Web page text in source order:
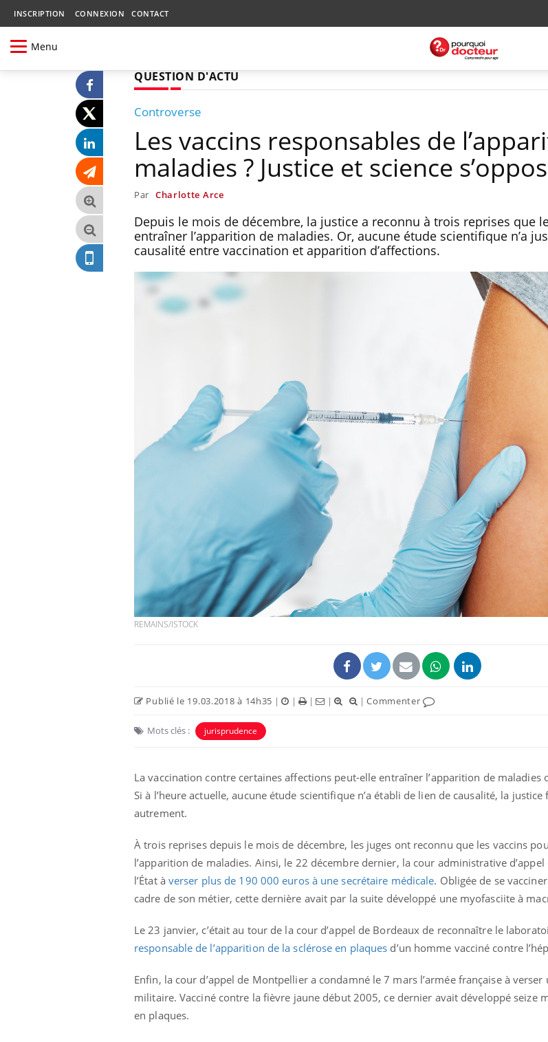
INSCRIPTION CONNEXION CONTACT
Menu
QUESTION D'ACTU
Controverse
Les vaccins responsables de
maladies ? Justice et science
Par Charlotte Arce
Depuis le mois de décembre, la justice a reconnu à trois reprises que
entraîner l’apparition de maladies. Or, aucune étude scientifique n’a
causalité entre vaccination et apparition d’affections.
REMAINS/ISTOCK
Publié le 19.03.2018 à 14h35 | | | | |Commenter
Mots clés : jurisprudence
La vaccination contre certaines affections peut-elle entraîner l’apparition de maladies
Si à l’heure actuelle, aucune étude scientifique n’a établi de lien de causalité, la justice
autrement.
À trois reprises depuis le mois de décembre, les juges ont reconnu que les vaccins
l’apparition de maladies. Ainsi, le 22 décembre dernier, la cour administrative
l’État à verser plus de 190 000 euros à une secrétaire médicale. Obligée de se
cadre de son métier, cette dernière avait par la suite développé une myofasciite à
Le 23 janvier, c’était au tour de la cour d’appel de Bordeaux de reconnaître le
responsable de l’apparition de la sclérose en plaques d’un homme vacciné contre
Enfin, la cour d’appel de Montpellier a condamné le 7 mars l’armée française à
militaire. Vacciné contre la fièvre jaune début 2005, ce dernier avait développé seize
en plaques.
Bébés, jeunes enfants :
vacances ?
Syndrome métabolique :
quels sont les meilleurs
exercices physiques ?
Comment éviter une otite
pendant les vacances ?
Mortalité infantile : un
rapport s’interroge sur
son taux élevé en France
Grossesse à risque : ce jus
naturel attire l'attention